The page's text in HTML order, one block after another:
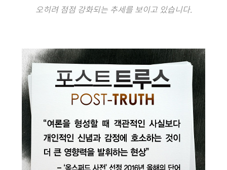
오히려 점점 강화되는 추세를 보이고 있습니다.